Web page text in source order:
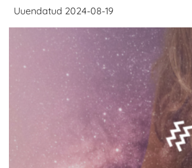
Uuendatud 2024-08-19